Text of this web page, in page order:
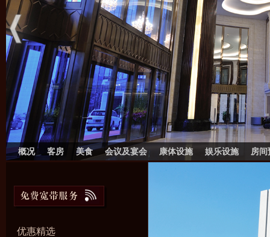
概况 客房 美食 会议及宴会 康体设施 娱乐设施 房间
优惠精选